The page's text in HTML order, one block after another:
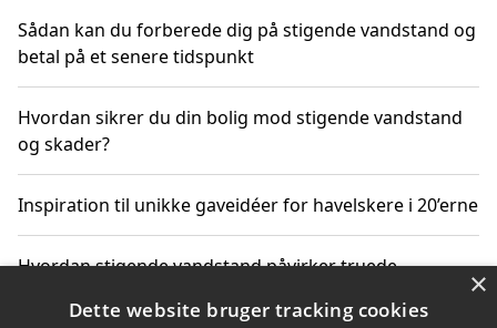
Sådan kan du forberede dig på stigende vandstand og
betal på et senere tidspunkt
Hvordan sikrer du din bolig mod stigende vandstand
og skader?
Inspiration til unikke gaveidéer for havelskere i 20’erne
Hvordan stigende vandstand påvirker truede
×
Dette website bruger tracking cookies